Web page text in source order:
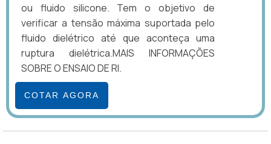
ou fluido silicone. Tem o objetivo de
verificar a tensão máxima suportada pelo
fluido dielétrico até que aconteça uma
ruptura dielétrica.MAIS INFORMAÇÕES
SOBRE O ENSAIO DE RI.
COTAR AGORA